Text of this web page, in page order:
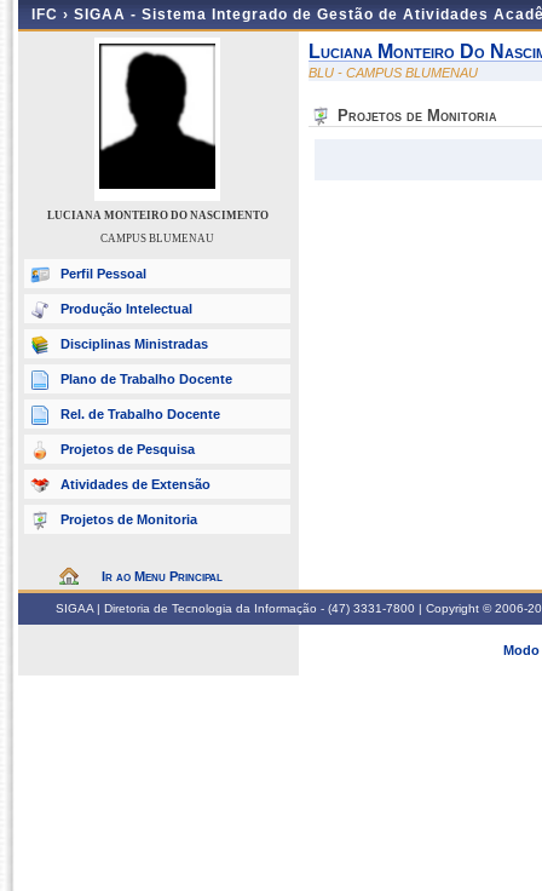
IFC › SIGAA - Sistema Integrado de Gestão de Atividades
LUCIANA MONTEIRO DO NASCIMENTO
CAMPUS BLUMENAU
Perfil Pessoal
Produção Intelectual
Disciplinas Ministradas
Plano de Trabalho Docente
Rel. de Trabalho Docente
Projetos de Pesquisa
Atividades de Extensão
Projetos de Monitoria
Ir ao Menu Principal
Luciana Monteiro Do
BLU - CAMPUS BLUMENAU
Projetos de Monitoria
SIGAA | Diretoria de Tecnologia da Informação - (47) 3331-7800 | Copyright © 2006-
Modo